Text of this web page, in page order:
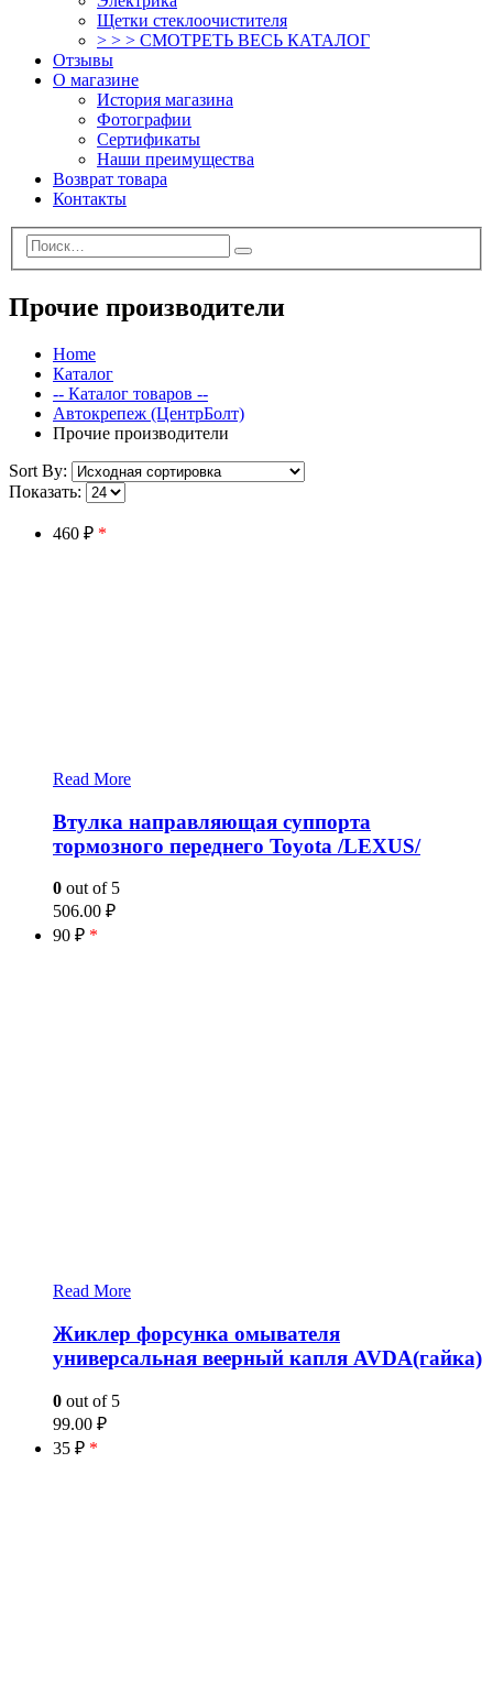
Щетки стеклоочистителя
> > > СМОТРЕТЬ ВЕСЬ КАТАЛОГ
Отзывы
О магазине
История магазина
Фотографии
Сертификаты
Наши преимущества
Возврат товара
Контакты
Прочие производители
Home
Каталог
-- Каталог товаров --
Автокрепеж (ЦентрБолт)
Прочие производители
Sort By:
Показать:
460 ₽ *
Read More
Втулка направляющая суппорта
тормозного переднего Toyota /LEXUS/
0 out of 5
506.00 ₽
90 ₽ *
Read More
Жиклер форсунка омывателя
универсальная веерный капля AVDA(гайка)
0 out of 5
99.00 ₽
35 ₽ *